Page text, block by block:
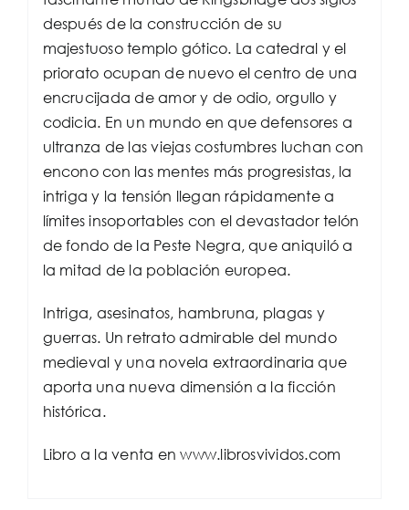
después de la construcción de su
majestuoso templo gótico. La catedral y el
priorato ocupan de nuevo el centro de una
encrucijada de amor y de odio, orgullo y
codicia. En un mundo en que defensores a
ultranza de las viejas costumbres luchan con
encono con las mentes más progresistas, la
intriga y la tensión llegan rápidamente a
límites insoportables con el devastador telón
de fondo de la Peste Negra, que aniquiló a
la mitad de la población europea.
Intriga, asesinatos, hambruna, plagas y
guerras. Un retrato admirable del mundo
medieval y una novela extraordinaria que
aporta una nueva dimensión a la ficción
histórica.
Libro a la venta en www.librosvividos.com